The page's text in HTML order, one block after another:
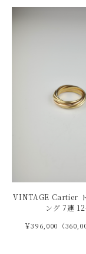
VINTAGE Cartier ト
ング 7連
￥396,000（